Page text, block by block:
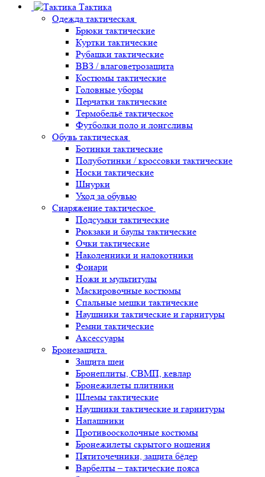
Тактика
Одежда тактическая
Брюки тактические
Куртки тактические
Рубашки тактические
ВВЗ / влаговетрозащита
Костюмы тактические
Головные уборы
Перчатки тактические
Термобельё тактическое
Футболки поло и лонгсливы
Обувь тактическая
Ботинки тактические
Полуботинки / кроссовки тактические
Носки тактические
Шнурки
Уход за обувью
Снаряжение тактическое
Подсумки тактические
Рюкзаки и баулы тактические
Очки тактические
Наколенники и налокотники
Фонари
Ножи и мультитулы
Маскировочные костюмы
Спальные мешки тактические
Наушники тактические и гарнитуры
Ремни тактические
Аксессуары
Бронезащита
Защита шеи
Бронеплиты, СВМП, кевлар
Бронежилеты плитники
Шлемы тактические
Наушники тактические и гарнитуры
Напашники
Противоосколочные костюмы
Бронежилеты скрытого ношения
Пятиточечники, защита бёдер
Варбелты – тактические пояса